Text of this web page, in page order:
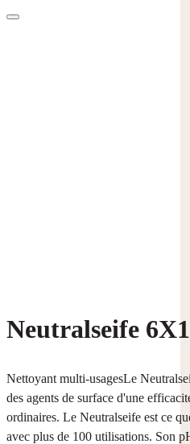
Neutralseife
Nettoyant multi-usagesLe
des agents de surface d'une
ordinaires. Le Neutralseife est ce
avec plus de 100 utilisations. Son